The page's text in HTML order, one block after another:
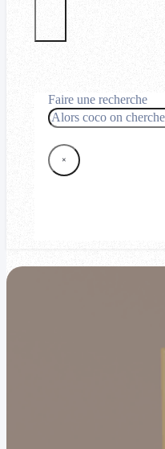
Faire une recherche
Rechercher
×